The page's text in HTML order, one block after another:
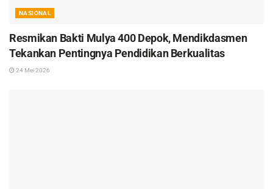
NASIONAL
Resmikan Bakti Mulya 400 Depok, Mendikdasmen
Tekankan Pentingnya Pendidikan Berkualitas
24 Mei 2026